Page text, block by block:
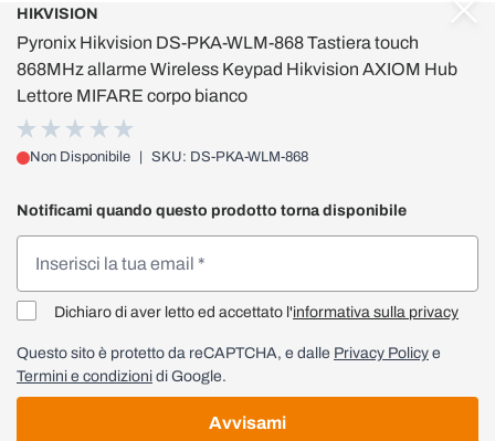
HIKVISION
Pyronix Hikvision DS-PKA-WLM-868 Tastiera touch
868MHz allarme Wireless Keypad Hikvision AXIOM Hub
Lettore MIFARE corpo bianco
Non Disponibile SKU: DS-PKA-WLM-868
Notificami quando questo prodotto torna disponibile
Dichiaro di aver letto ed accettato l'informativa sulla privacy
Questo sito è protetto da reCAPTCHA, e dalle Privacy Policy e
Termini e condizioni di Google.
Avvisami